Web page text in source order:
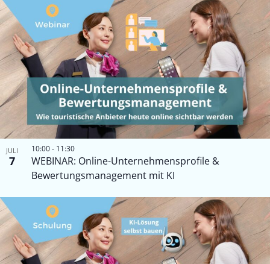
JULI
7
WEBINAR: Online-Unternehmensprofile &
Bewertungsmanagement mit KI
10:00- 11:30